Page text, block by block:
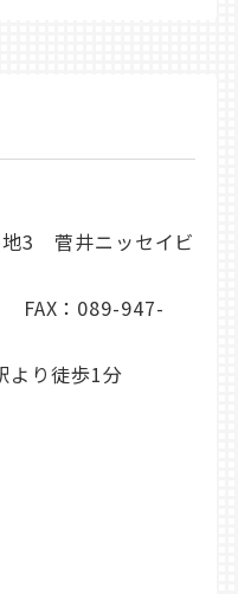
地3 菅井ニッセイビ
FAX：089-947-
より徒歩1分